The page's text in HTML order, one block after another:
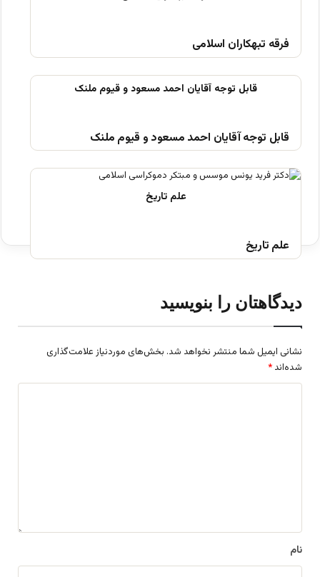
فرقه تبهکاران اسلامی
قابل توجه آقایان احمد مسعود و قیوم ملنک
علم تاریخ
دیدگاهتان را بنویسید
نشانی ایمیل شما منتشر نخواهد شد. بخش‌های موردنیاز علامت‌گذاری
شده‌اند *
نام